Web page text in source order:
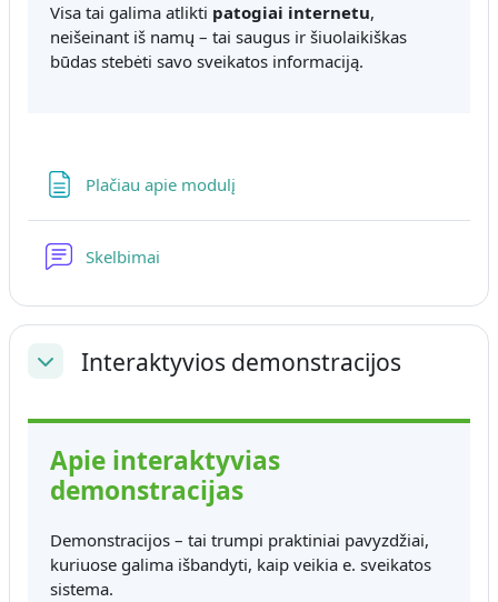
Visa tai galima atlikti patogiai internetu,
neišeinant iš namų – tai saugus ir šiuolaikiškas
būdas stebėti savo sveikatos informaciją.
Plačiau apie modulį
Skelbimai
SutrauktiInteraktyvios demonstracijos
Apie interaktyvias
demonstracijas
Demonstracijos – tai trumpi praktiniai pavyzdžiai,
kuriuose galima išbandyti, kaip veikia e. sveikatos
sistema.